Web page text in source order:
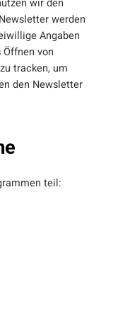
wir den
werden
Angaben
von
tracken, um
den Newsletter
teil: